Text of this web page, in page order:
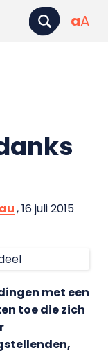
aA
, 16 juli 2015
met een
toe die zich